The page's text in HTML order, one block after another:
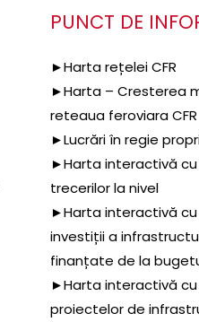
PUNCT DE
►Harta rețelei CFR
►Harta – Cresterea
reteaua feroviara CFR
►Lucrări în regie
►Harta interactivă
trecerilor la nivel
►Harta interactivă
investiții a
finanțate de la
►Harta interactivă
proiectelor de